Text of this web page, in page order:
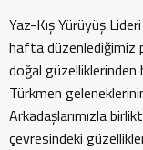
Yaz-Kış Yürüyüş
hafta düzenlediğimiz
doğal güzelliklerinden
Türkmen
Arkadaşlarımızla
çevresindeki